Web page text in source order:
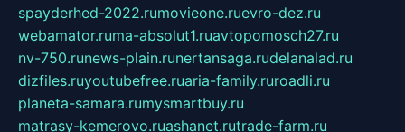
spayderhed-2022.rumovieone.ruevro-dez.ru
webamator.ruma-absolut1.ruavtopomosch27.ru
nv-750.runews-plain.runertansaga.rudelanalad.ru
dizfiles.ruyoutubefree.ruaria-family.ruroadli.ru
planeta-samara.rumysmartbuy.ru
matrasy-kemerovo.ruashanet.rutrade-farm.ru